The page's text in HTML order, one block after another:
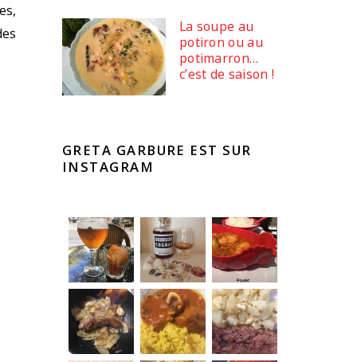
La soupe au
potiron ou au
potimarron…
c’est de saison !
GRETA GARBURE EST SUR
INSTAGRAM